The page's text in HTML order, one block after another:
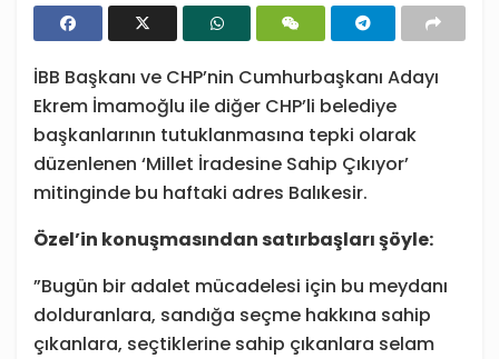
İBB Başkanı ve CHP’nin Cumhurbaşkanı Adayı
Ekrem İmamoğlu ile diğer CHP’li belediye
başkanlarının tutuklanmasına tepki olarak
düzenlenen ‘Millet İradesine Sahip Çıkıyor’
mitinginde bu haftaki adres Balıkesir.
Özel’in konuşmasından satırbaşları şöyle:
”Bugün bir adalet mücadelesi için bu meydanı
dolduranlara, sandığa seçme hakkına sahip
çıkanlara, seçtiklerine sahip çıkanlara selam